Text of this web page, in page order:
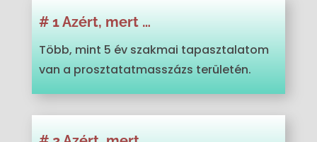
# 1 Azért, mert …
Több, mint 5 év szakmai tapasztalatom
van a prosztatatmasszázs területén.